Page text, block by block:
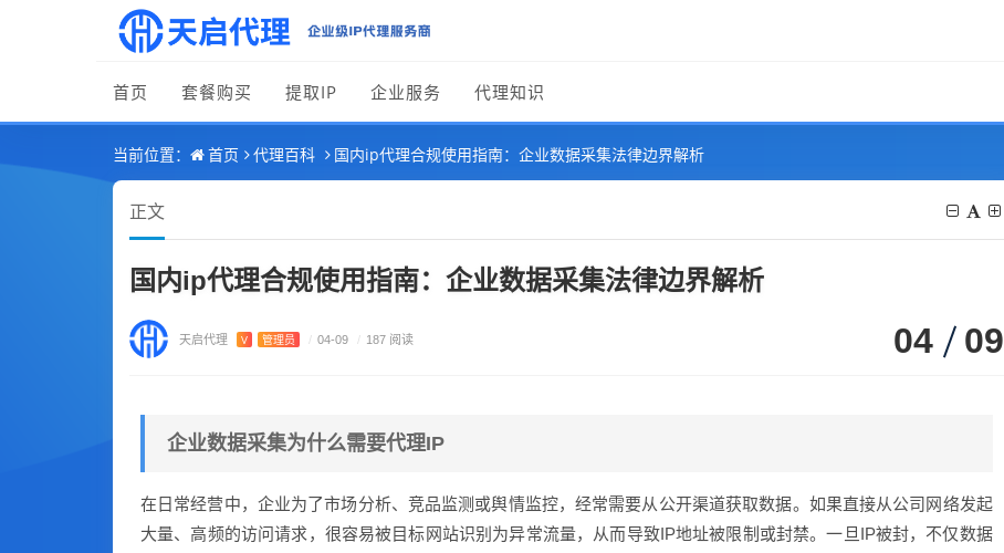
首页 套餐购买 提取IP 企业服务 代理知识
当前位置： 首页 代理百科 国内ip代理合规使用指南：企业数据采集法律边界解析
正文
国内ip代理合规使用指南：企业数据采集法律边界解析
天启代理 V 管理员 / 04-09 / 187 阅读 04 09
企业数据采集为什么需要代理IP
在日常经营中，企业为了市场分析、竞品监测或舆情监控，经常需要从公开渠道获取数据。如果直接从公司网络发起
大量、高频的访问请求，很容易被目标网站识别为异常流量，从而导致IP地址被限制或封禁。一旦IP被封，不仅数据